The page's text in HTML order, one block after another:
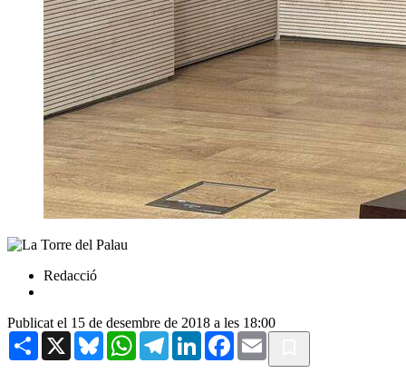
Redacció
Publicat el 15 de desembre de 2018 a les 18:00
Share X BlueskyWhatsAppTelegramLinkedInFacebook
Email